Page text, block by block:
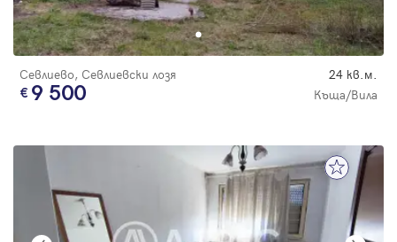
Севлиево, Севлиевски лозя 24 кв.м.
9 500 Къща/Вила